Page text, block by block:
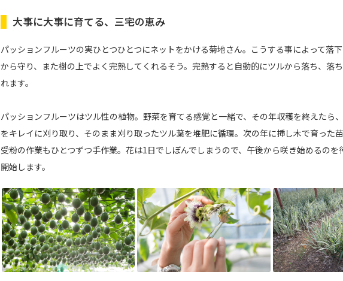
大事に大事に育てる、三宅の恵み
パッションフルーツの実ひとつひとつにネットをかける菊地さん。こうする事によって落
から守り、また樹の上でよく完熟してくれるそう。完熟すると自動的にツルから落ち、落
れます。
パッションフルーツはツル性の植物。野菜を育てる感覚と一緒で、その年収穫を終えたら
をキレイに刈り取り、そのまま刈り取ったツル葉を堆肥に循環。次の年に挿し木で育った苗
受粉の作業もひとつずつ手作業。花は1日でしぼんでしまうので、午後から咲き始めるのを
開始します。